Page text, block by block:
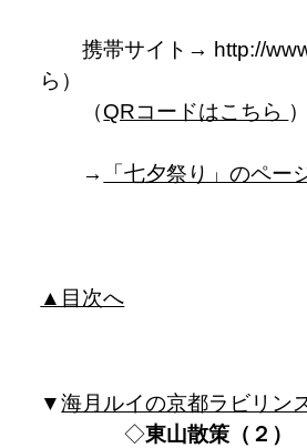
携帯サイト→ http://
ら）
（QRコードはこちら ）
→ 「七夕祭り」のペー
▲目次へ
▼海月ルイの京都ラビリン
◇東山散策（２）